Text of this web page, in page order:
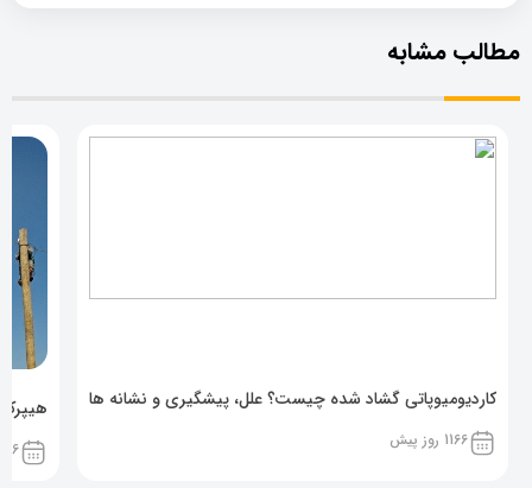
مطالب مشابه
کاردیومیوپاتی گشاد شده چیست؟ علل، پیشگیری و نشانه ها
1166 روز پیش 1166